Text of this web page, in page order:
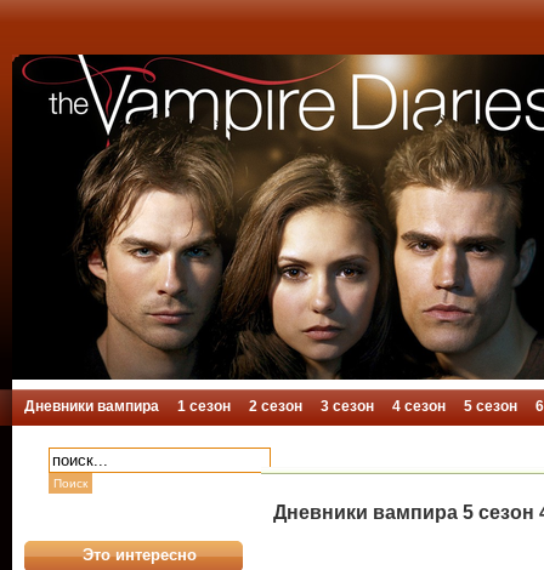
Дневники вампира 1 сезон 2 сезон 3 сезон 4 сезон 5 сезон
Это интересно
Дневники вампира 5 сезон